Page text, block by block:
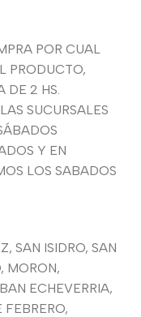
POR CUAL
PRODUCTO,
DE 2 HS.
SUCURSALES
Y EN
LOS SABADOS
SAN ISIDRO, SAN
MORON,
ECHEVERRIA,
FEBRERO,